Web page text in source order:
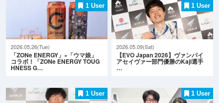
1 User
2026.05.26(Tue)
「ZONe ENERGY」×「ウマ娘」
コラボ！「ZONe ENERGY TOUG
HNESS G…
1 User
2026.05.09(Sat)
【EVO Japan 2026】ヴァンパイ
アセイヴァー部門優勝のKaji選手
…
1 User 1 User